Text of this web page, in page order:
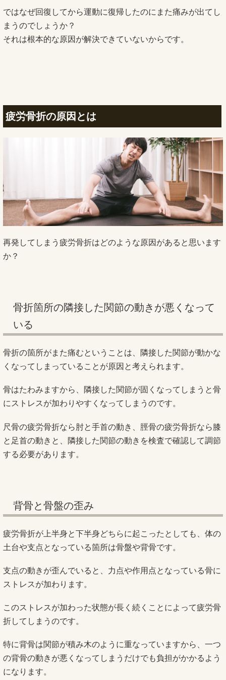
ではなぜ回復してから運動に復帰したのにまた痛みが出てし
まうのでしょうか？
それは根本的な原因が解決できていないからです。
疲労骨折の原因とは
再発してしまう疲労骨折はどのような原因があると思います
か？
骨折箇所の隣接した関節の動きが悪くなって
いる
骨折の箇所がまた痛むということは、隣接した関節が動かな
くなってしまっていることが原因と考えられます。
骨はたわみますから、隣接した関節が固くなってしまうと骨
にストレスが加わりやすくなってしまうのです。
尺骨の疲労骨折なら肘と手首の動き、脛骨の疲労骨折なら膝
と足首の動きと、隣接した関節の動きを検査で確認して調節
する必要があります。
背骨と骨盤の歪み
疲労骨折が上半身と下半身どちらに起こったとしても、体の
土台や支点となっている箇所は骨盤や背骨です。
支点の動きが歪んでいると、力点や作用点となっている骨に
ストレスが加わります。
このストレスが加わった状態が長く続くことによって疲労骨
折してしまうのです。
特に背骨は関節が積み木のように重なっていますから、一つ
の背骨の動きが悪くなってしまうだけでも負担がかかるよう
になります。